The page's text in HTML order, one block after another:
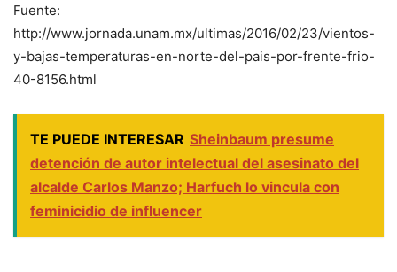
Fuente:
http://www.jornada.unam.mx/ultimas/2016/02/23/vientos-
y-bajas-temperaturas-en-norte-del-pais-por-frente-frio-
40-8156.html
TE PUEDE INTERESAR Sheinbaum presume
detención de autor intelectual del asesinato del
alcalde Carlos Manzo; Harfuch lo vincula con
feminicidio de influencer